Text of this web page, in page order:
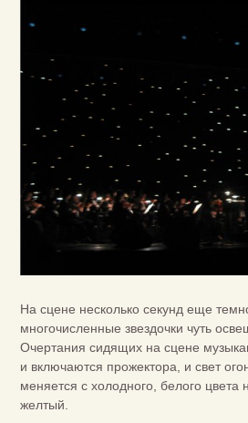
На сцене несколько секунд еще
многочисленные звездочки чуть
Очертания сидящих на сцене
и включаются прожектора, и свет
меняется с холодного, белого цвета
желтый.